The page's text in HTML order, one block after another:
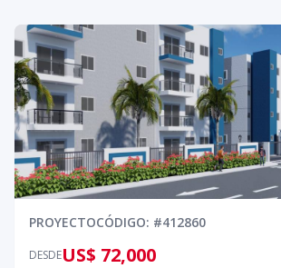
PROYECTOCÓDIGO: #412860
DESDEUS$ 72,000